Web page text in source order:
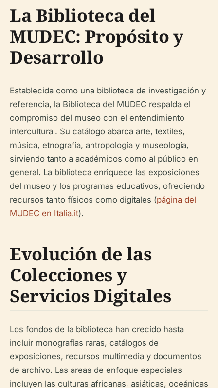
La Biblioteca del
MUDEC: Propósito y
Desarrollo
Establecida como una biblioteca de investigación y
referencia, la Biblioteca del MUDEC respalda el
compromiso del museo con el entendimiento
intercultural. Su catálogo abarca arte, textiles,
música, etnografía, antropología y museología,
sirviendo tanto a académicos como al público en
general. La biblioteca enriquece las exposiciones
del museo y los programas educativos, ofreciendo
recursos tanto físicos como digitales (página del
MUDEC en Italia.it).
Evolución de las
Colecciones y
Servicios Digitales
Los fondos de la biblioteca han crecido hasta
incluir monografías raras, catálogos de
exposiciones, recursos multimedia y documentos
de archivo. Las áreas de enfoque especiales
incluyen las culturas africanas, asiáticas, oceánicas